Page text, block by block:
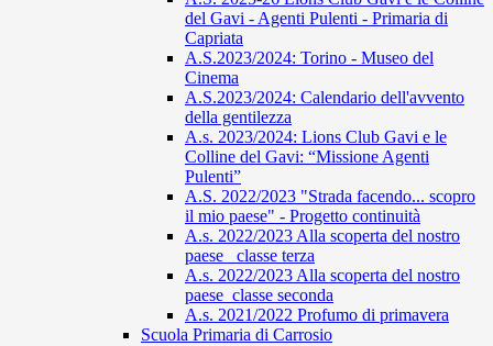
del Gavi - Agenti Pulenti - Primaria di
Capriata
A.S.2023/2024: Torino - Museo del
Cinema
A.S.2023/2024: Calendario dell'avvento
della gentilezza
A.s. 2023/2024: Lions Club Gavi e le
Colline del Gavi: “Missione Agenti
Pulenti”
A.S. 2022/2023 "Strada facendo... scopro
il mio paese" - Progetto continuità
A.s. 2022/2023 Alla scoperta del nostro
paese_ classe terza
A.s. 2022/2023 Alla scoperta del nostro
paese_classe seconda
A.s. 2021/2022 Profumo di primavera
Scuola Primaria di Carrosio